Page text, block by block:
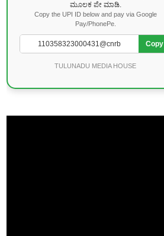
ಮೂಲಕ ಪೇ ಮಾಡಿ.
Copy the UPI ID below and pay via Google
Pay/PhonePe.
Copy
TULUNADU MEDIA HOUSE